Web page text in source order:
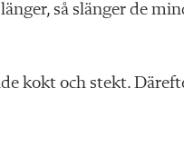
så slänger de
kokt och stekt.